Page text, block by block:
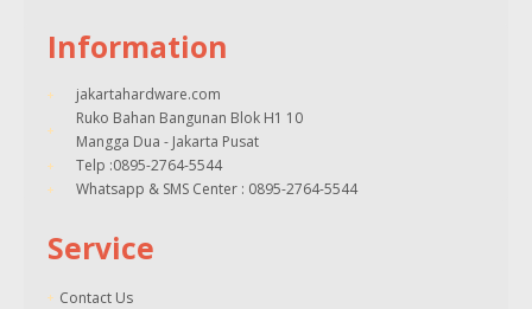
Information
jakartahardware.com
Ruko Bahan Bangunan Blok H1 10
Mangga Dua - Jakarta Pusat
Telp :0895-2764-5544
Whatsapp & SMS Center : 0895-2764-5544
Service
Contact Us